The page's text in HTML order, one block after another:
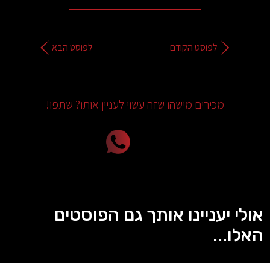
לפוסט הקודם לפוסט הבא
מכירים מישהו שזה עשוי לעניין אותו? שתפו!
אולי יעניינו אותך גם הפוסטים
האלו...